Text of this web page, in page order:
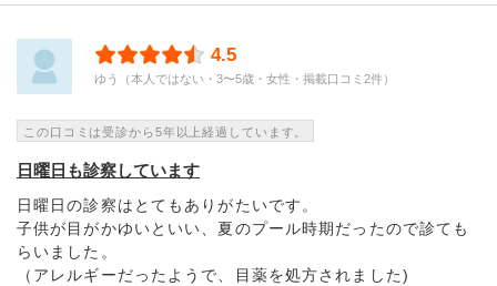
4.5
ゆう（本人ではない・3〜5歳・女性・掲載口コミ2件）
この口コミは受診から5年以上経過しています。
日曜日も診察しています
日曜日の診察はとてもありがたいです。
子供が目がかゆいといい、夏のプール時期だったので診ても
らいました。
（アレルギーだったようで、目薬を処方されました)